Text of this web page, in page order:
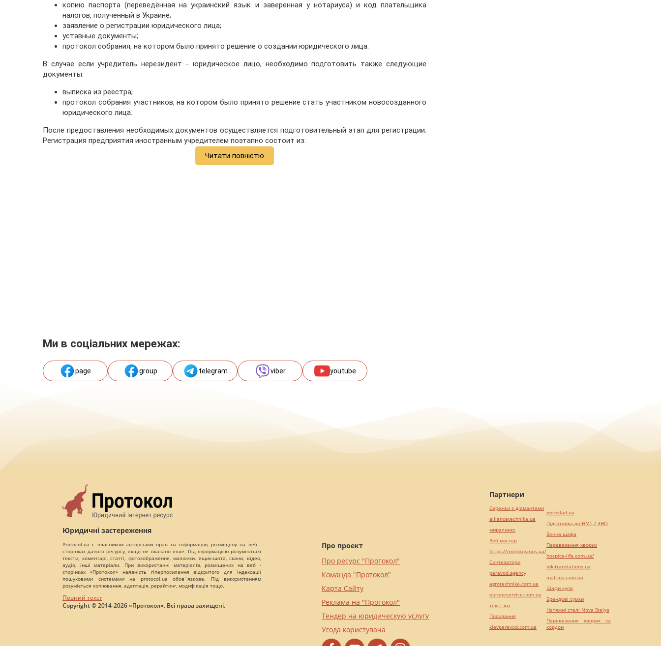
копию паспорта (переведённая на украинский язык и заверенная у нотариуса) и код плательщика
налогов, полученный в Украине;
заявление о регистрации юридического лица;
уставные документы;
протокол собрания, на котором было принято решение о создании юридического лица.
В случае если учредитель нерезидент - юридическое лицо, необходимо подготовить также следующие
документы:
выписка из реестра;
протокол собрания участников, на котором было принято решение стать участником новосозданного
юридического лица.
После предоставления необходимых документов осуществляется подготовительный этап для регистрации.
Регистрация предприятия иностранным учредителем поэтапно состоит из:
Читати повністю
Ми в соціальних мережах:
page group telegram viber youtube
Юридичні застереження
Protocol.ua є власником авторських прав на інформацію, розміщену на веб -
сторінках даного ресурсу, якщо не вказано інше. Під інформацією розуміються
тексти, коментарі, статті, фотозображення, малюнки, ящик-шота, скани, відео,
аудіо, інші матеріали. При використанні матеріалів, розміщених на веб -
сторінках «Протокол» наявність гіперпосилання відкритого для індексації
пошуковими системами на protocol.ua обов`язкове. Під використанням
розуміється копіювання, адаптація, рерайтинг, модифікація тощо.
Повний текст
Copyright © 2014-2026 «Протокол». Всі права захищені.
Про проект
Про ресурс "Протокол"
Команда "Протокол"
Карта Сайту
Реклама на "Протокол"
Тендер на юридическую услугу
Угода користувача
Партнери
Сережки з діамантами
alliancetechnika.ua
миралинкс
Веб мастер
https://motokosmos.ua/
Синтезатори
perevod.agency
agrotechnika.com.ua
europeservice.com.ua
текст юа
Посилання
kievperevod.com.ua
pereklad.ua
Підготовка до НМТ / ЗНО
Винна шафа
Перевезення хворих
hospice-life.com.ua/
mk-translations.ua
maltina.com.ua
Шафи купе
Брендові сумки
Натяжні стелі Nova Stelya
Перевезення хворих за
кордон